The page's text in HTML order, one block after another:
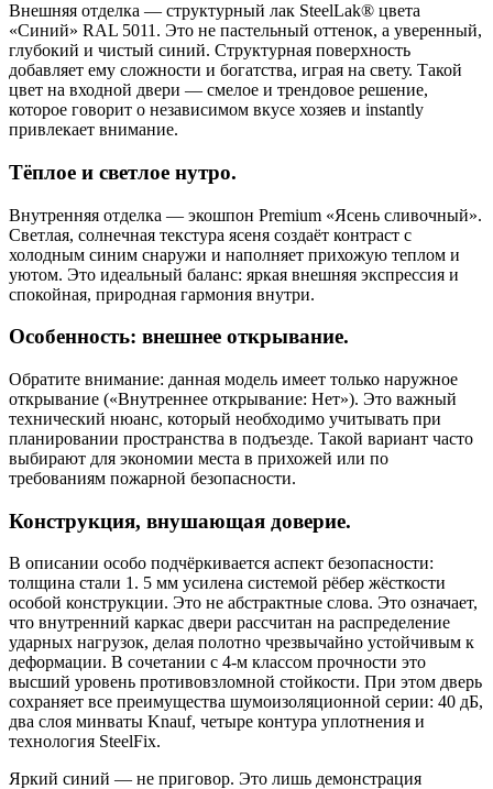
Внешняя отделка — структурный лак SteelLak® цвета
«Синий» RAL 5011. Это не пастельный оттенок, а уверенный,
глубокий и чистый синий. Структурная поверхность
добавляет ему сложности и богатства, играя на свету. Такой
цвет на входной двери — смелое и трендовое решение,
которое говорит о независимом вкусе хозяев и instantly
привлекает внимание.
Тёплое и светлое нутро.
Внутренняя отделка — экошпон Premium «Ясень сливочный».
Светлая, солнечная текстура ясеня создаёт контраст с
холодным синим снаружи и наполняет прихожую теплом и
уютом. Это идеальный баланс: яркая внешняя экспрессия и
спокойная, природная гармония внутри.
Особенность: внешнее открывание.
Обратите внимание: данная модель имеет только наружное
открывание («Внутреннее открывание: Нет»). Это важный
технический нюанс, который необходимо учитывать при
планировании пространства в подъезде. Такой вариант часто
выбирают для экономии места в прихожей или по
требованиям пожарной безопасности.
Конструкция, внушающая доверие.
В описании особо подчёркивается аспект безопасности:
толщина стали 1. 5 мм усилена системой рёбер жёсткости
особой конструкции. Это не абстрактные слова. Это означает,
что внутренний каркас двери рассчитан на распределение
ударных нагрузок, делая полотно чрезвычайно устойчивым к
деформации. В сочетании с 4-м классом прочности это
высший уровень противовзломной стойкости. При этом дверь
сохраняет все преимущества шумоизоляционной серии: 40 дБ,
два слоя минваты Knauf, четыре контура уплотнения и
технология SteelFix.
Яркий синий — не приговор. Это лишь демонстрация